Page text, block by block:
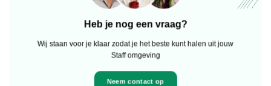
Heb je nog een vraag?
Wij staan voor je klaar zodat je het beste kunt halen uit jouw
Staff omgeving
Neem contact op